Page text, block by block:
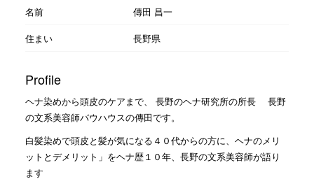
名前
傳田 昌一
住まい
長野県
Profile
ヘナ染めから頭皮のケアまで、 長野のヘナ研究所の所長 長野
の文系美容師バウハウスの傳田です。
白髪染めで頭皮と髪が気になる４０代からの方に、ヘナのメリ
ットとデメリット」をヘナ歴１０年、長野の文系美容師が語り
ます